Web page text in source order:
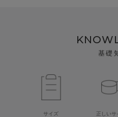
基礎
サイズ
正しいサ